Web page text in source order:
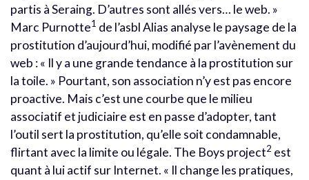
partis à Seraing. D’autres sont allés vers… le web. »
Marc Purnotte1 de l’asbl Alias analyse le paysage de la
prostitution d’aujourd’hui, modifié par l’avènement du
web : « Il y a une grande tendance à la prostitution sur
la toile. » Pourtant, son association n’y est pas encore
proactive. Mais c’est une courbe que le milieu
associatif et judiciaire est en passe d’adopter, tant
l’outil sert la prostitution, qu’elle soit condamnable,
flirtant avec la limite ou légale. The Boys project2 est
quant à lui actif sur Internet. « Il change les pratiques,